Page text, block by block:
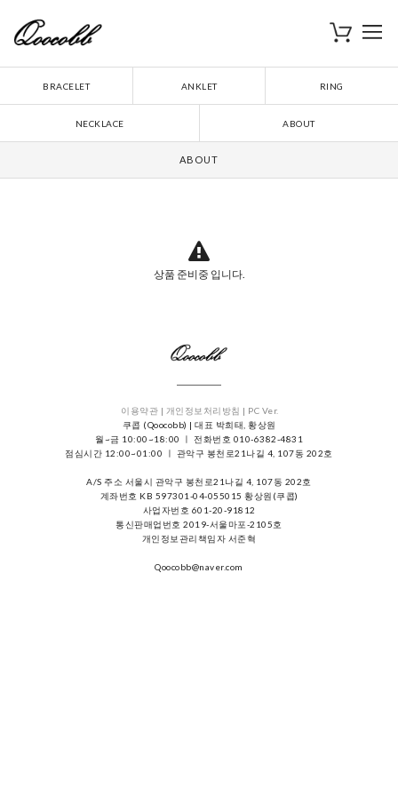
장바구니
BRACELET ANKLET RING
NECKLACE ABOUT
ABOUT
상품 준비중 입니다.
이용약관 | 개인정보처리방침 | PC Ver.
쿠콥 (Qoocobb) | 대표 박희태, 황상원
월~금 10:00~18:00 ㅣ 전화번호 010-6382-4831
점심시간 12:00~01:00 ㅣ 관악구 봉천로21나길 4, 107동 202호
A/S 주소 서울시 관악구 봉천로21나길 4, 107동 202호
계좌번호 KB 597301-04-055015 황상원(쿠콥)
사업자번호 601-20-91812
통신판매업번호 2019-서울마포-2105호
개인정보관리책임자 서준혁
Qoocobb@naver.com